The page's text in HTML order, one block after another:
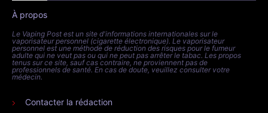
À propos
Le Vaping Post est un site d'informations internationales sur le
vaporisateur personnel (cigarette électronique). Le vaporisateur
personnel est une méthode de réduction des risques pour le fumeur
adulte qui ne veut pas ou qui ne peut pas arrêter le tabac. Les propos
tenus sur ce site, sauf cas contraire, ne proviennent pas de
professionnels de santé. En cas de doute, veuillez consulter votre
médecin.
Contacter la rédaction